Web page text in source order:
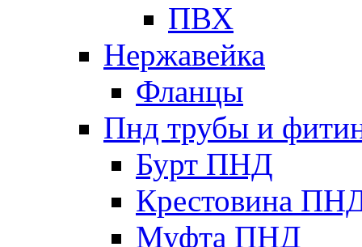
ПВХ
Нержавейка
Фланцы
Пнд трубы и
Бурт ПНД
Крестовина
Муфта ПНД